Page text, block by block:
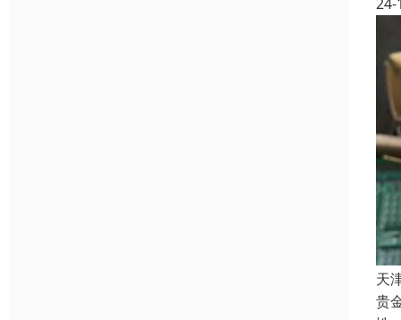
天
贵